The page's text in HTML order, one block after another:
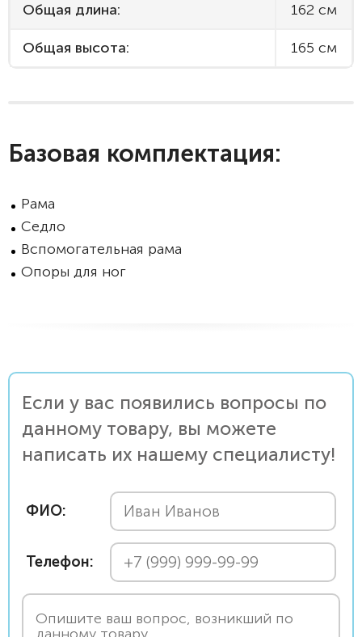
Общая длина: 162 см
Общая высота: 165 см
Базовая комплектация:
Рама
Седло
Вспомогательная рама
Опоры для ног
Если у вас появились вопросы по
данному товару, вы можете
написать их нашему специалисту!
ФИО:
Телефон: